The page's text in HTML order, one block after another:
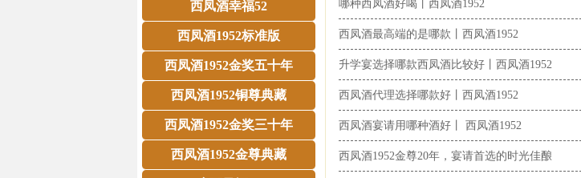
西凤酒幸福52
西凤酒1952标准版
西凤酒1952金奖五十年
西凤酒1952铜尊典藏
西凤酒1952金奖三十年
西凤酒1952金尊典藏
哪种西凤酒好喝丨西凤酒1952
西凤酒最高端的是哪款丨西凤酒1952
升学宴选择哪款西凤酒比较好丨西凤酒1952
西凤酒代理选择哪款好丨西凤酒1952
西凤酒宴请用哪种酒好丨 西凤酒1952
西凤酒1952金尊20年，宴请首选的时光佳酿